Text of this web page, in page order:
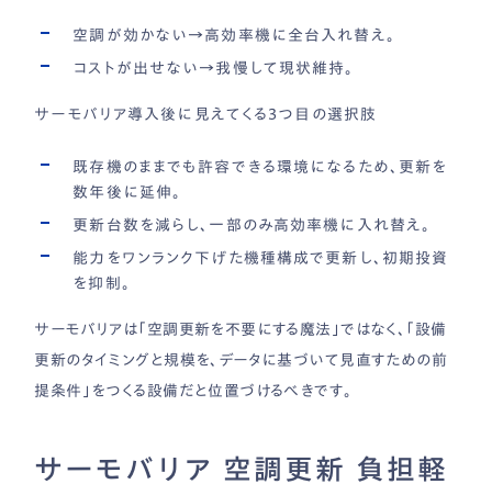
空調が効かない→高効率機に全台入れ替え。
コストが出せない→我慢して現状維持。
サーモバリア導入後に見えてくる3つ目の選択肢
既存機のままでも許容できる環境になるため、更新を
数年後に延伸。
更新台数を減らし、一部のみ高効率機に入れ替え。
能力をワンランク下げた機種構成で更新し、初期投資
を抑制。
サーモバリアは「空調更新を不要にする魔法」ではなく、「設備
更新のタイミングと規模を、データに基づいて見直すための前
提条件」をつくる設備だと位置づけるべきです。
サーモバリア 空調更新 負担軽